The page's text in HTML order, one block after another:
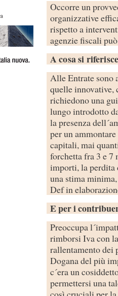
Occorre un
organizzative
rispetto a
agenzie fiscali
A cosa si
Alle Entrate sono
quelle innovative,
richiedono una
lungo introdotto
la presenza
per un
capitali, mai
forchetta fra 3 e 7
importi, la perdita
una stima
Def in
E per i
Preoccupa
rimborsi Iva con
rallentamento dei
Dogana del più
c´era un
permettersi una